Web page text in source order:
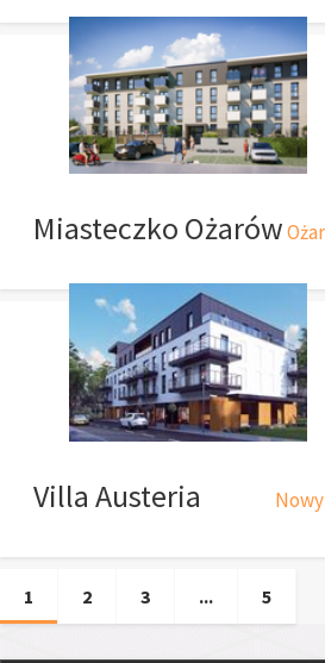
Miasteczko Ożarów
Villa Austeria
1 2 3 ... 5